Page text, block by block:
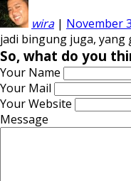
wira| November
jadi bingung juga, yang
So, what do you
Your Name
Your Mail
Your Website
Message